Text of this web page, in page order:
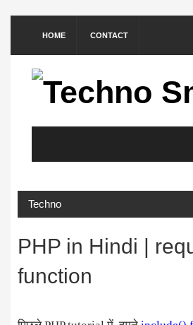
HOME CONTACT
Techno
PHP in Hindi |
function